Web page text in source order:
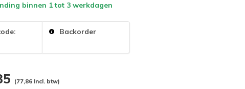
binnen 1 tot 3 werkdagen
Backorder
(77,86 Incl. btw)